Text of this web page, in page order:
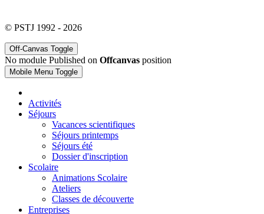
© PSTJ 1992 - 2026
Off-Canvas Toggle
No module Published on Offcanvas position
Mobile Menu Toggle
Activités
Séjours
Vacances scientifiques
Séjours printemps
Séjours été
Dossier d'inscription
Scolaire
Animations Scolaire
Ateliers
Classes de découverte
Entreprises